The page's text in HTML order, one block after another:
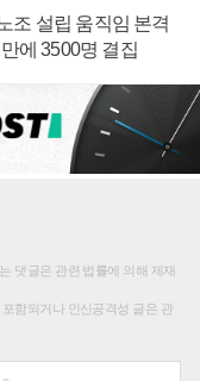
조 설립 움직임 본격
에 3500명 결집
댓글은 관련 법률에 의해 제재
함되거나 인신공격성 글은 관